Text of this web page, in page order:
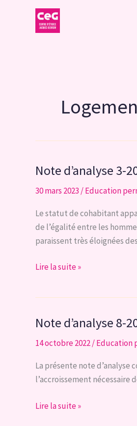
Note d’analyse 3-
30 mars 2023 /Education
Le statut de cohabitant
de l’égalité entre les
paraissent très éloignées
Note
|
statut
de
cohabitant
Lire la suite »
Note d’analyse 8-
14 octobre 2022/Education
La présente note d’analyse
l’accroissement nécessaire
Note
Lire la suite »